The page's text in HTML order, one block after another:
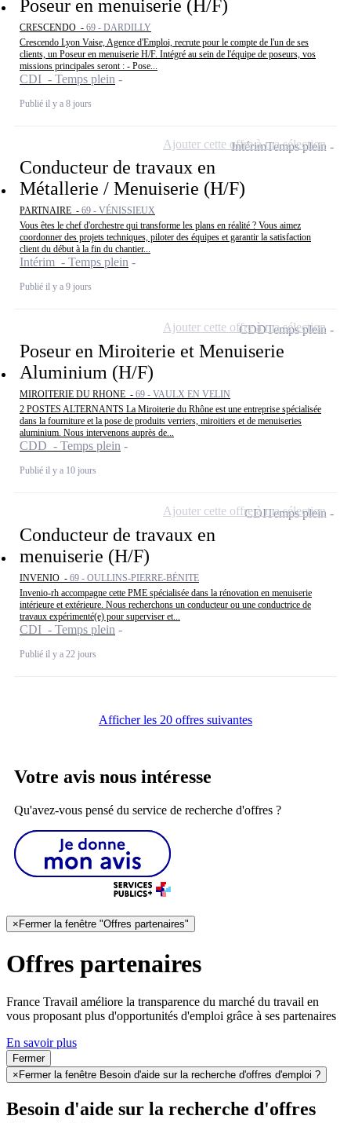
Poseur en menuiserie (H/F)
CRESCENDO - 69 - DARDILLY
Crescendo Lyon Vaise, Agence d'Emploi, recrute pour le compte de l'un de ses
clients, un Poseur en menuiserie H/F. Intégré au sein de l'équipe de poseurs, vos
missions principales seront : - Pose...
CDI - Temps plein
Publié il y a 8 jours
Conducteur de travaux en
Métallerie / Menuiserie (H/F)
PARTNAIRE - 69 - VÉNISSIEUX
Vous êtes le chef d'orchestre qui transforme les plans en réalité ? Vous aimez
coordonner des projets techniques, piloter des équipes et garantir la satisfaction
client du début à la fin du chantier...
Intérim - Temps plein
Publié il y a 9 jours
IntérimTemps plein
Ajouter cette offre à ma sélection
Poseur en Miroiterie et Menuiserie
Aluminium (H/F)
MIROITERIE DU RHONE - 69 - VAULX EN VELIN
2 POSTES ALTERNANTS La Miroiterie du Rhône est une entreprise spécialisée
dans la fourniture et la pose de produits verriers, miroitiers et de menuiseries
aluminium. Nous intervenons auprès de...
CDD - Temps plein
Publié il y a 10 jours
CDDTemps plein
Ajouter cette offre à ma sélection
Conducteur de travaux en
menuiserie (H/F)
INVENIO - 69 - OULLINS-PIERRE-BÉNITE
Invenio-rh accompagne cette PME spécialisée dans la rénovation en menuiserie
intérieure et extérieure. Nous recherchons un conducteur ou une conductrice de
travaux expérimenté(e) pour superviser et...
CDI - Temps plein
Publié il y a 22 jours
CDITemps plein
Ajouter cette offre à ma sélection
Afficher les 20 offres suivantes
Votre avis nous intéresse
Qu'avez-vous pensé du service de recherche d'offres ?
× Fermer la fenêtre "Offres partenaires"
Offres partenaires
France Travail améliore la transparence du marché du travail en
vous proposant plus d'opportunités d'emploi grâce à ses partenaires
En savoir plus
Fermer
× Fermer la fenêtre Besoin d'aide sur la recherche d'offres d'emploi ?
Besoin d'aide sur la recherche d'offres